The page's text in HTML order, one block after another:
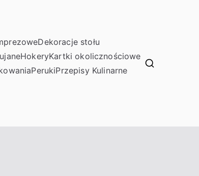
Dekoracje stołu
HokeryKartki okolicznościowe
PerukiPrzepisy Kulinarne